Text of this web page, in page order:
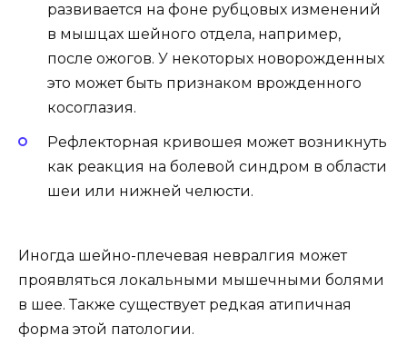
развивается на фоне рубцовых изменений
в мышцах шейного отдела, например,
после ожогов. У некоторых новорожденных
это может быть признаком врожденного
косоглазия.
Рефлекторная кривошея может возникнуть
как реакция на болевой синдром в области
шеи или нижней челюсти.
Иногда шейно-плечевая невралгия может
проявляться локальными мышечными болями
в шее. Также существует редкая атипичная
форма этой патологии.